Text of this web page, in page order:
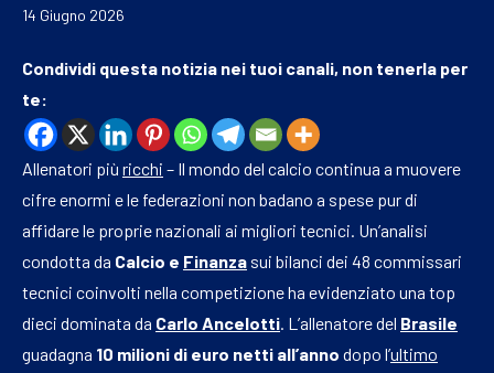
14 Giugno 2026
Condividi questa notizia nei tuoi canali, non tenerla per
te:
Allenatori più ricchi – Il mondo del calcio continua a muovere
cifre enormi e le federazioni non badano a spese pur di
affidare le proprie nazionali ai migliori tecnici. Un’analisi
condotta da Calcio e Finanza sui bilanci dei 48 commissari
tecnici coinvolti nella competizione ha evidenziato una top
dieci dominata da Carlo Ancelotti. L’allenatore del Brasile
guadagna 10 milioni di euro netti all’anno dopo l’ultimo